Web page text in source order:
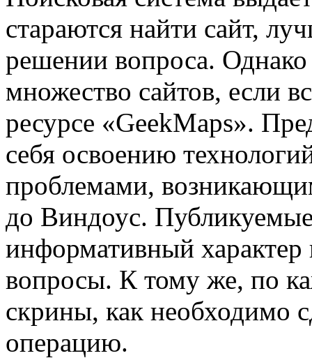
стараются найти сайт,
решении вопроса. Однако
множество сайтов, если
ресурсе «GeekMaps».
себя освоению
проблемами,
до Виндоус.
информативный
вопросы. К тому же, по
скрины, как необходимо
операцию.